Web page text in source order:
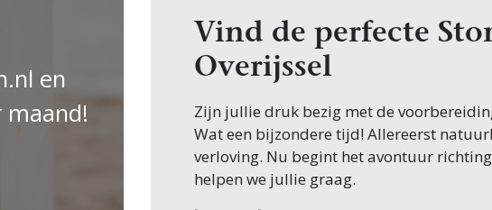
en
Vind de perfecte
Overijssel
Zijn jullie druk bezig met de
Wat een bijzondere tijd! Allereerst
verloving. Nu begint het avontuur
helpen we jullie graag.